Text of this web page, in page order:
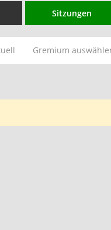
Sitzungen
Gremium